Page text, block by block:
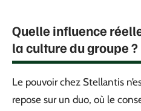
Quelle influence
la culture du groupe ?
Le pouvoir chez Stellantis
repose sur un duo, où le